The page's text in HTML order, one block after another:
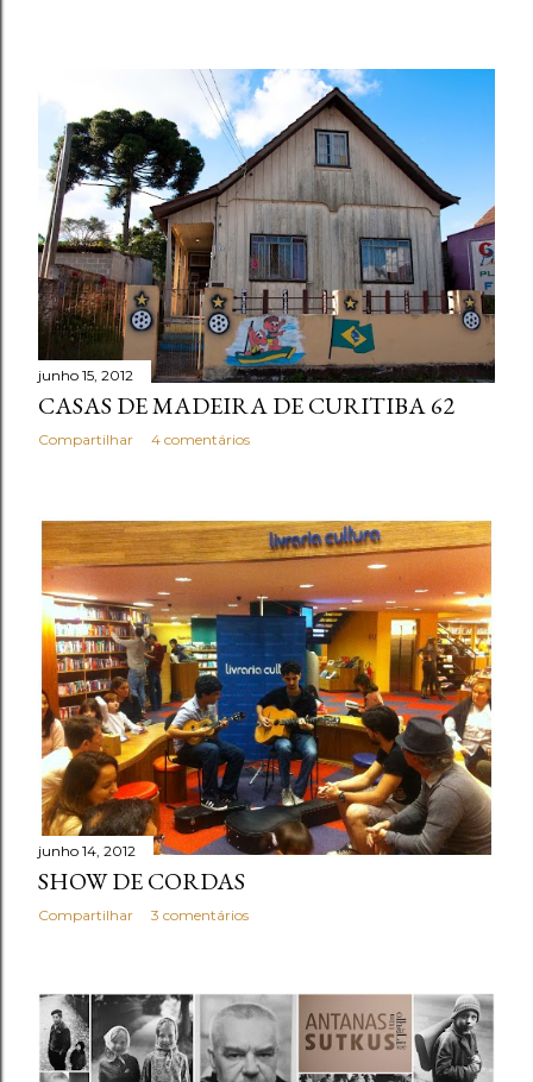
junho 15, 2012
CASAS DE MADEIRA DE CURITIBA 62
Compartilhar 4 comentários
junho 14, 2012
SHOW DE CORDAS
Compartilhar 3 comentários